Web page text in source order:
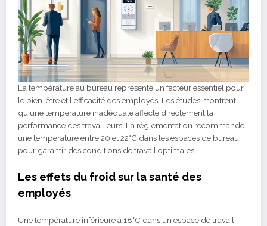
La température au bureau représente un facteur essentiel pour
le bien-être et l'efficacité des employés. Les études montrent
qu'une température inadéquate affecte directement la
performance des travailleurs. La réglementation recommande
une température entre 20 et 22°C dans les espaces de bureau
pour garantir des conditions de travail optimales.
Les effets du froid sur la santé des
employés
Une température inférieure à 18°C dans un espace de travail